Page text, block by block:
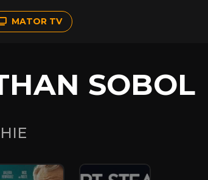
MATOR TV
SOBOL